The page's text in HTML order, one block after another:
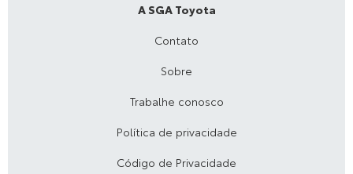
A SGA Toyota
Contato
Sobre
Trabalhe conosco
Política de privacidade
Código de Privacidade